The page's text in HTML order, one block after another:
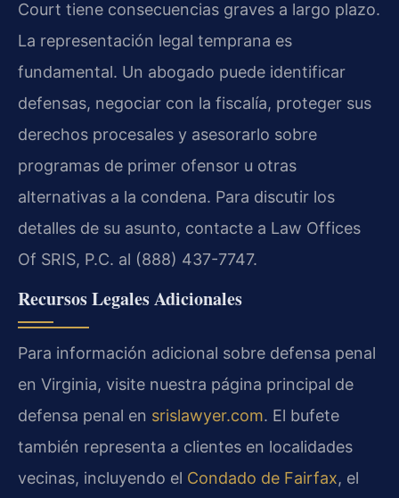
Court tiene consecuencias graves a largo plazo.
La representación legal temprana es
fundamental. Un abogado puede identificar
defensas, negociar con la fiscalía, proteger sus
derechos procesales y asesorarlo sobre
programas de primer ofensor u otras
alternativas a la condena. Para discutir los
detalles de su asunto, contacte a Law Offices
Of SRIS, P.C. al (888) 437-7747.
Recursos Legales Adicionales
Para información adicional sobre defensa penal
en Virginia, visite nuestra página principal de
defensa penal en srislawyer.com. El bufete
también representa a clientes en localidades
vecinas, incluyendo el Condado de Fairfax, el